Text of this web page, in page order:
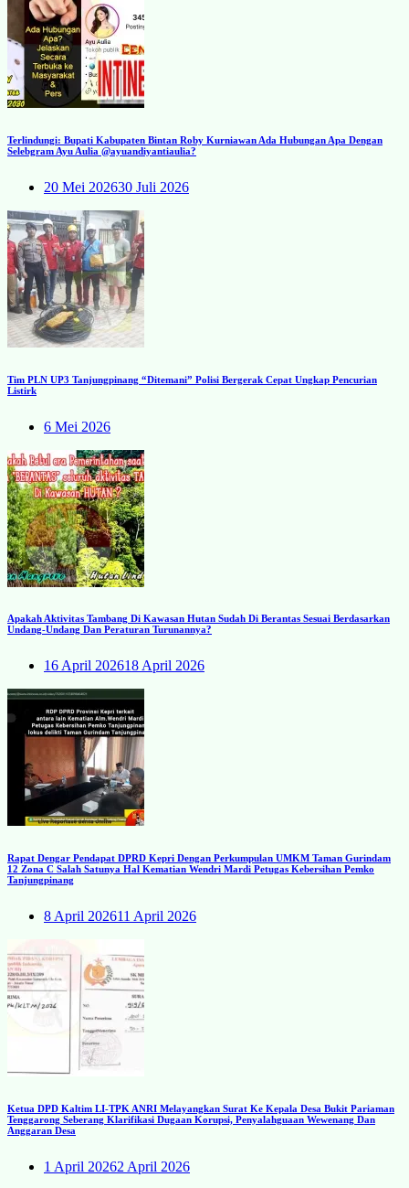
Terlindungi: Bupati Kabupaten Bintan Roby Kurniawan Ada Hubungan Apa Dengan
Selebgram Ayu Aulia @ayuandiyantiaulia?
20 Mei 202630 Juli 2026
Tim PLN UP3 Tanjungpinang “Ditemani” Polisi Bergerak Cepat Ungkap Pencurian
Listirk
6 Mei 2026
Apakah Aktivitas Tambang Di Kawasan Hutan Sudah Di Berantas Sesuai Berdasarkan
Undang-Undang Dan Peraturan Turunannya?
16 April 202618 April 2026
Rapat Dengar Pendapat DPRD Kepri Dengan Perkumpulan UMKM Taman Gurindam
12 Zona C Salah Satunya Hal Kematian Wendri Mardi Petugas Kebersihan Pemko
Tanjungpinang
8 April 202611 April 2026
Ketua DPD Kaltim LI-TPK ANRI Melayangkan Surat Ke Kepala Desa Bukit Pariaman
Tenggarong Seberang Klarifikasi Dugaan Korupsi, Penyalahguaan Wewenang Dan
Anggaran Desa
1 April 20262 April 2026